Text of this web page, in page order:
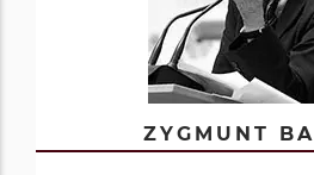
ZYGMUNT